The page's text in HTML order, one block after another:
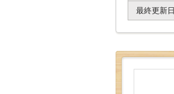
最終更新日